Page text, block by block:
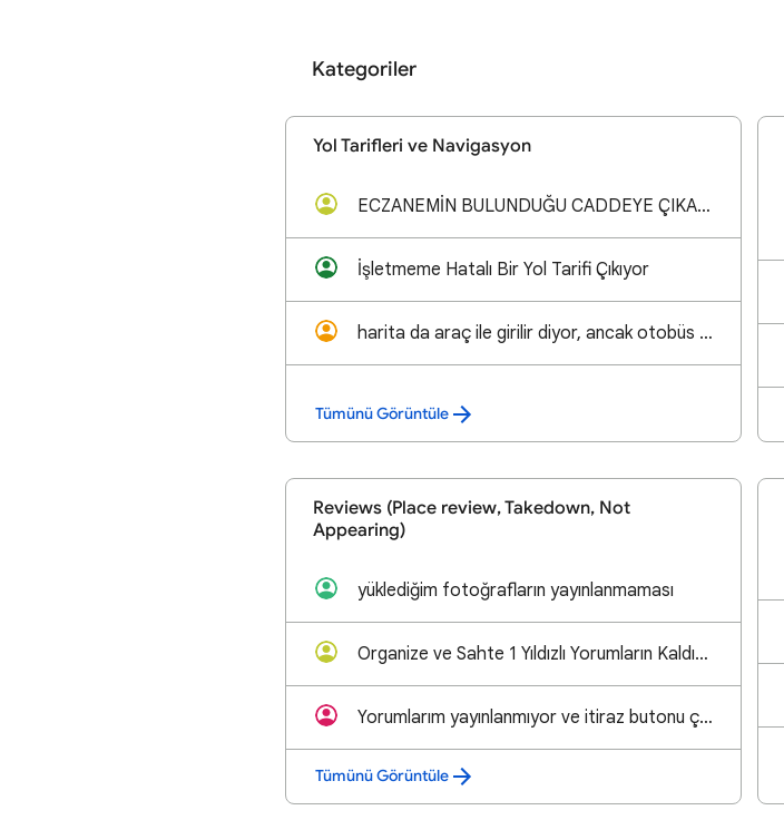
Kategoriler
Yol Tarifleri ve Navigasyon
ECZANEMİN BULUNDUĞU CADDEYE ÇIKAN YENİ Bİ KAVŞAK YAPILDI. YAKLAŞIK 1 YILDIR BUNU EKLETMEYE ÇALIŞIYRM
İşletmeme Hatalı Bir Yol Tarifi Çıkıyor
harita da araç ile girilir diyor, ancak otobüs bu yola giremez işareti olmadığı için birçok noktada
Tümünü Görüntüle
Reviews (Place review, Takedown, Not
Appearing)
yüklediğim fotoğrafların yayınlanmaması
Organize ve Sahte 1 Yıldızlı Yorumların Kaldırılması Talebi (Spam / Çıkar Çatışması)
Yorumlarım yayınlanmıyor ve itiraz butonu çıkmıyor (Sistemsel Hata)
Tümünü Görüntüle